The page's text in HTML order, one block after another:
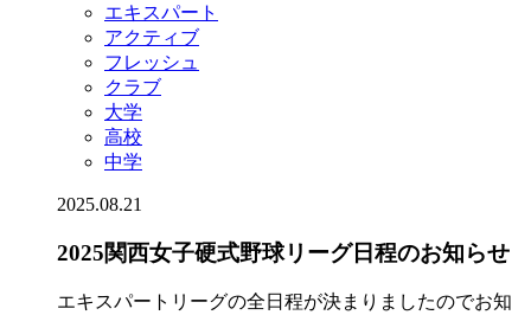
エキスパート
アクティブ
フレッシュ
クラブ
大学
高校
中学
2025.08.21
2025関西女子硬式野球リーグ日程のお知らせ
エキスパートリーグの全日程が決まりましたのでお知